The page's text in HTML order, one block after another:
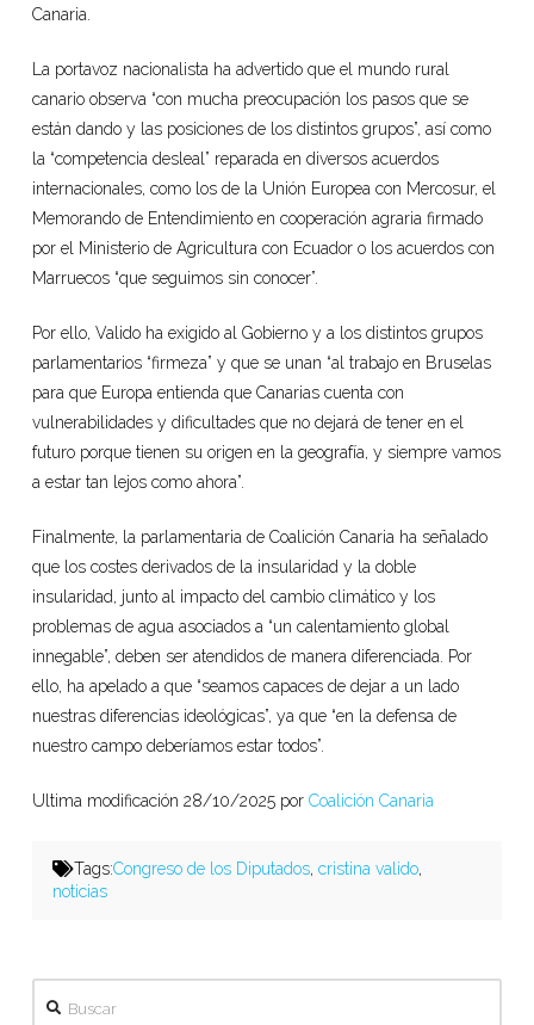
Canaria.
La portavoz nacionalista ha advertido que el mundo rural
canario observa “con mucha preocupación los pasos que se
están dando y las posiciones de los distintos grupos”, así como
la “competencia desleal” reparada en diversos acuerdos
internacionales, como los de la Unión Europea con Mercosur, el
Memorando de Entendimiento en cooperación agraria firmado
por el Ministerio de Agricultura con Ecuador o los acuerdos con
Marruecos “que seguimos sin conocer”.
Por ello, Valido ha exigido al Gobierno y a los distintos grupos
parlamentarios “firmeza” y que se unan “al trabajo en Bruselas
para que Europa entienda que Canarias cuenta con
vulnerabilidades y dificultades que no dejará de tener en el
futuro porque tienen su origen en la geografía, y siempre vamos
a estar tan lejos como ahora”.
Finalmente, la parlamentaria de Coalición Canaria ha señalado
que los costes derivados de la insularidad y la doble
insularidad, junto al impacto del cambio climático y los
problemas de agua asociados a “un calentamiento global
innegable”, deben ser atendidos de manera diferenciada. Por
ello, ha apelado a que “seamos capaces de dejar a un lado
nuestras diferencias ideológicas”, ya que “en la defensa de
nuestro campo deberíamos estar todos”.
Ultima modificación 28/10/2025 por Coalición Canaria
Tags:Congreso de los Diputados,cristina valido,
noticias